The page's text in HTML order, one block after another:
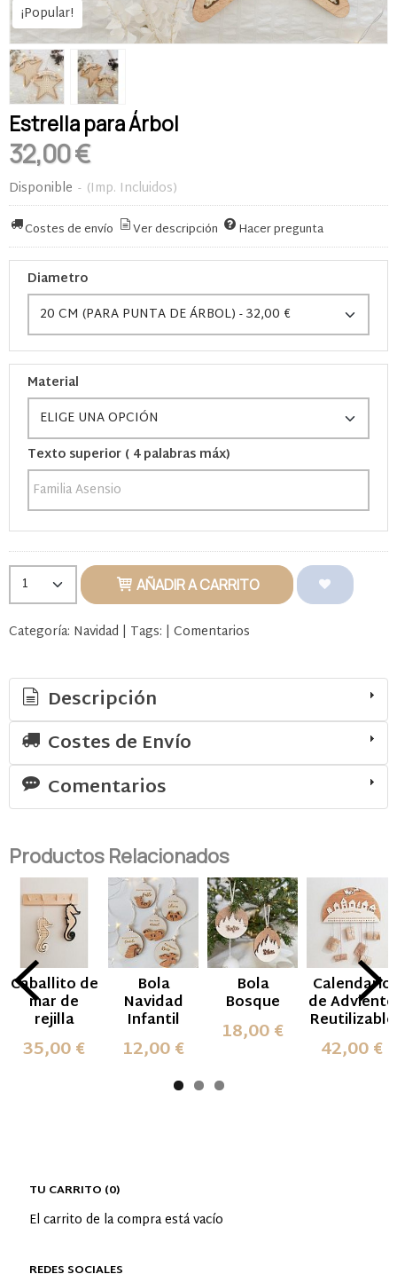
TU CARRITO (0)
El carrito de la compra está vacío
REDES SOCIALES
¡Popular!
Estrella para Árbol
32,00 €
Disponible - (Imp. Incluidos)
Costes de envío Ver descripción Hacer pregunta
Diametro
Material
Texto superior ( 4 palabras máx)
AÑADIR A CARRITO
Categoría: Navidad | Tags: | Comentarios
Descripción
Costes de Envío
Comentarios
Productos Relacionados
Caballito de
mar de
rejilla
35,00 €
Bola
Navidad
Infantil
12,00 €
Bola
Bosque
18,00 €
Calendario
de Adviento
Reutilizable
42,00 €